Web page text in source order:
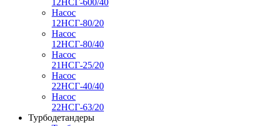
Насос
12НСГ-80/20
Насос
12НСГ-80/40
Насос
21НСГ-25/20
Насос
22НСГ-40/40
Насос
22НСГ-63/20
Турбодетандеры